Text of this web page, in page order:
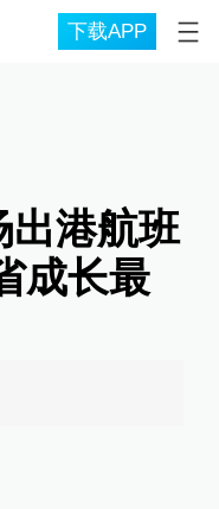
下载APP
出港航班
成长最